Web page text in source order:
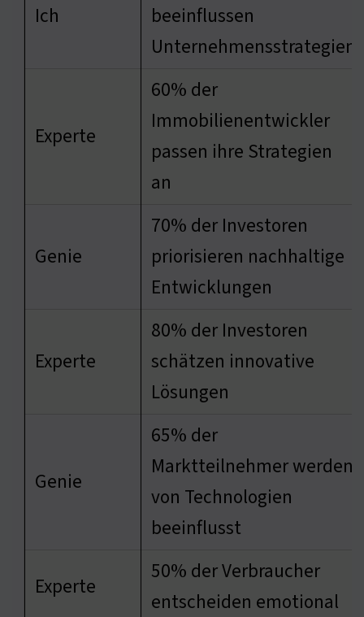
Ich
beeinflussen
Unternehmensstrategien
Experte
60% der
Immobilienentwickler
passen ihre Strategien
an
Genie
70% der Investoren
priorisieren nachhaltige
Entwicklungen
Experte
80% der Investoren
schätzen innovative
Lösungen
Genie
65% der
Marktteilnehmer werden
von Technologien
beeinflusst
Experte
50% der Verbraucher
entscheiden emotional